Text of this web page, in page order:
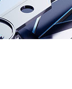
Rechercher: